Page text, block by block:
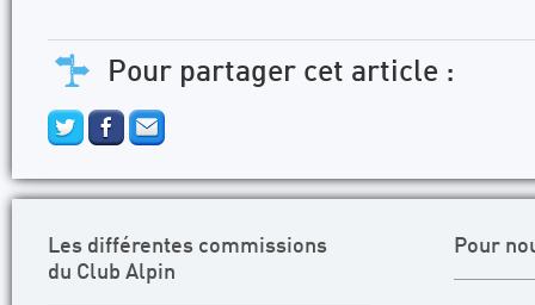
Pour partager cet article :
Les différentes commissions
du Club Alpin
Pour